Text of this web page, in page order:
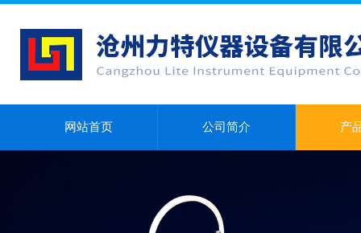
网站首页 公司简介 产